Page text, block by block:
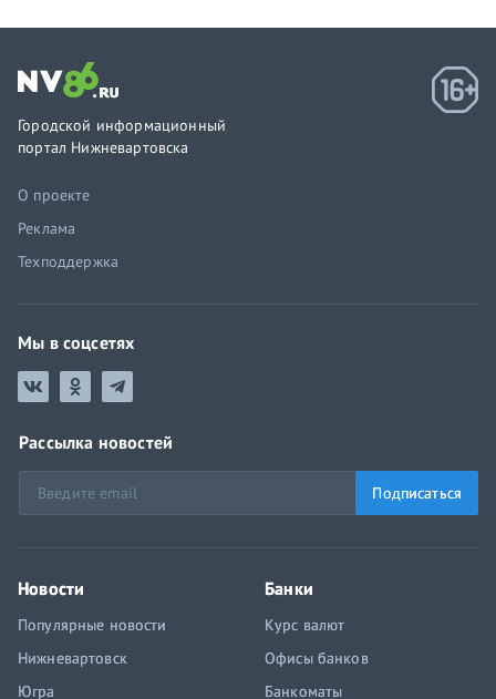
Городской информационный
портал Нижневартовска
О проекте
Реклама
Техподдержка
Мы в соцсетях
Рассылка новостей
Подписаться
Новости
Популярные новости
Нижневартовск
Югра
Банки
Курс валют
Офисы банков
Банкоматы